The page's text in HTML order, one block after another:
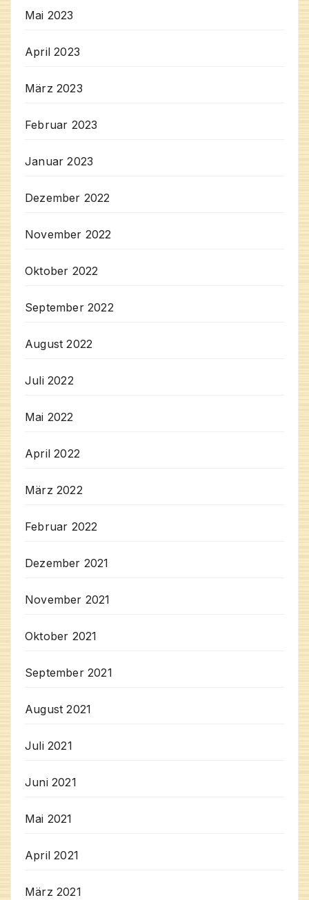
Mai 2023
April 2023
März 2023
Februar 2023
Januar 2023
Dezember 2022
November 2022
Oktober 2022
September 2022
August 2022
Juli 2022
Mai 2022
April 2022
März 2022
Februar 2022
Dezember 2021
November 2021
Oktober 2021
September 2021
August 2021
Juli 2021
Juni 2021
Mai 2021
April 2021
März 2021